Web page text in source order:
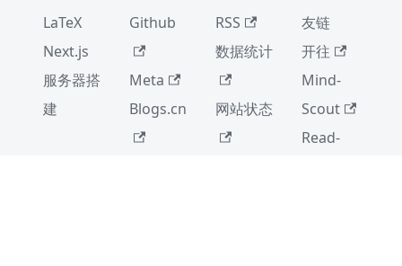
Neutron
SVN 基础
MySQL 数据
库迁移
LaTeX
Next.js
服务器搭
建
Github
Meta
Blogs.cn
RSS
数据统计
网站状态
友链
开往
Mind-
Scout
Read-